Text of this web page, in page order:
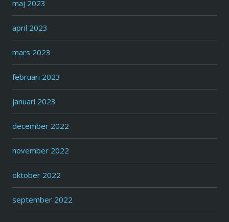
maj 2023
april 2023
mars 2023
februari 2023
januari 2023
december 2022
november 2022
oktober 2022
september 2022